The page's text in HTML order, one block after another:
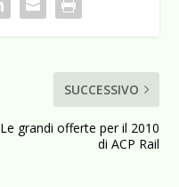
SUCCESSIVO
Le grandi offerte per il 2010
di ACP Rail